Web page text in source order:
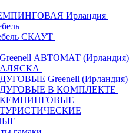
Ирландия
СКАУТ
АВТОМАТ (Ирландия)
Greenell (Ирландия)
В КОМПЛЕКТЕ